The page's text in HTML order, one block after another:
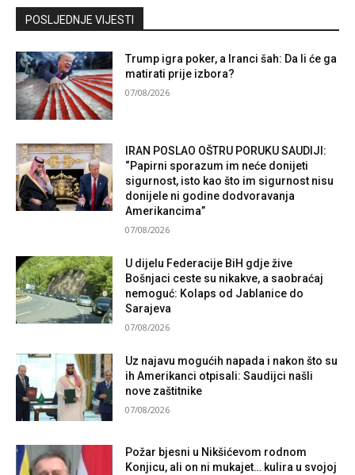
Kontaktirajte nas
POSLJEDNJE VIJESTI
Trump igra poker, a Iranci šah: Da li će ga
matirati prije izbora?
07/08/2026
IRAN POSLAO OŠTRU PORUKU SAUDIJI:
“Papirni sporazum im neće donijeti
sigurnost, isto kao što im sigurnost nisu
donijele ni godine dodvoravanja
Amerikancima”
07/08/2026
U dijelu Federacije BiH gdje žive
Bošnjaci ceste su nikakve, a saobraćaj
nemoguć: Kolaps od Jablanice do
Sarajeva
07/08/2026
Uz najavu mogućih napada i nakon što su
ih Amerikanci otpisali: Saudijci našli
nove zaštitnike
07/08/2026
Požar bjesni u Nikšićevom rodnom
Konjicu, ali on ni mukajet… kulira u svojoj